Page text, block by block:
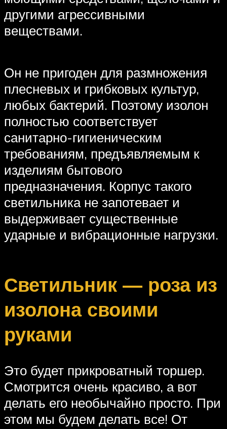
другими агрессивными
веществами.
Он не пригоден для размножения
плесневых и грибковых культур,
любых бактерий. Поэтому изолон
полностью соответствует
санитарно-гигиеническим
требованиям, предъявляемым к
изделиям бытового
предназначения. Корпус такого
светильника не запотевает и
выдерживает существенные
ударные и вибрационные нагрузки.
Светильник — роза из
изолона своими
руками
Это будет прикроватный торшер.
Смотрится очень красиво, а вот
делать его необычайно просто. При
этом мы будем делать все! От